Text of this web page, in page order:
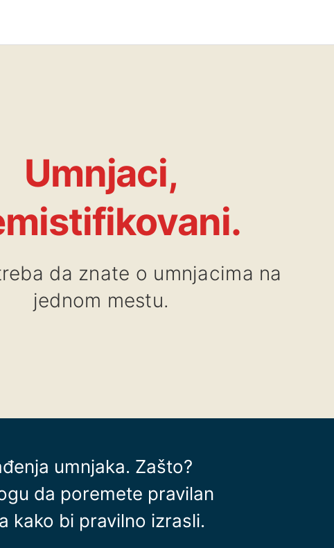
Umnjaci,
da znate o umnjacima na
jednom mestu.
umnjaka. Zašto?
da poremete pravilan
kako bi pravilno izrasli.